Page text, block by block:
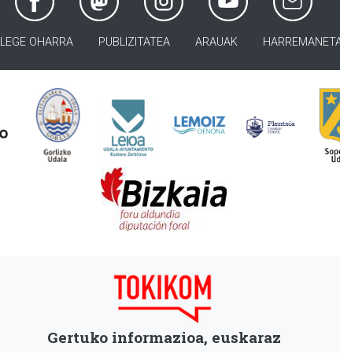
LEGE OHARRA PUBLIZITATEA ARAUAK
Gertuko informazioa, euskaraz